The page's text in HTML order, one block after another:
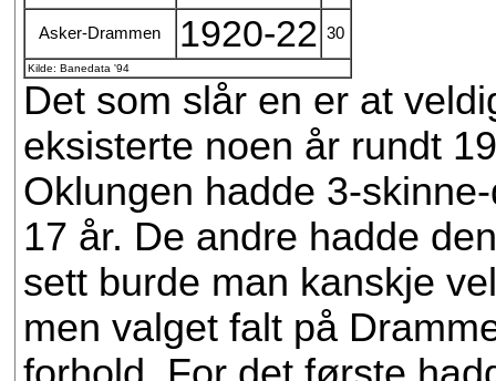
Asker-Drammen 1920-22 30
Kilde: Banedata '94
Det som slår en er at
eksisterte noen år rundt
Oklungen hadde 3-
17 år. De andre hadde
sett burde man kanskje
men valget falt på